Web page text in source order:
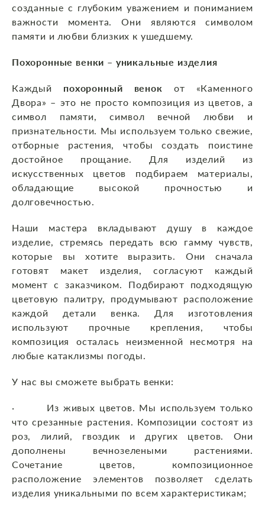
созданные с глубоким уважением и пониманием
важности момента. Они являются символом
памяти и любви близких к ушедшему.
Похоронные венки – уникальные изделия
Каждый похоронный венок от «Каменного
Двора» – это не просто композиция из цветов, а
символ памяти, символ вечной любви и
признательности. Мы используем только свежие,
отборные растения, чтобы создать поистине
достойное прощание. Для изделий из
искусственных цветов подбираем материалы,
обладающие высокой прочностью и
долговечностью.
Наши мастера вкладывают душу в каждое
изделие, стремясь передать всю гамму чувств,
которые вы хотите выразить. Они сначала
готовят макет изделия, согласуют каждый
момент с заказчиком. Подбирают подходящую
цветовую палитру, продумывают расположение
каждой детали венка. Для изготовления
используют прочные крепления, чтобы
композиция осталась неизменной несмотря на
любые катаклизмы погоды.
У нас вы сможете выбрать венки:
· Из живых цветов. Мы используем только
что срезанные растения. Композиции состоят из
роз, лилий, гвоздик и других цветов. Они
дополнены вечнозелеными растениями.
Сочетание цветов, композиционное
расположение элементов позволяет сделать
изделия уникальными по всем характеристикам;